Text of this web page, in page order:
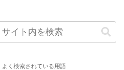
よく検索されている用語